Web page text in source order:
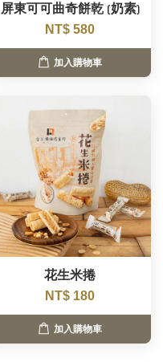
屏東可可曲奇餅乾 (奶素)
NT$ 580
加入購物車
花生米捲
NT$ 180
加入購物車